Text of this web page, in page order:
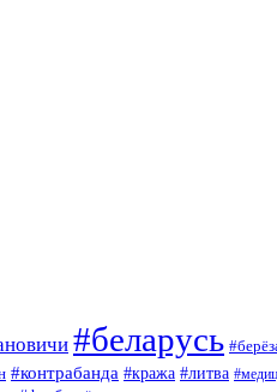
#беларусь
#контрабанда #кража #литва